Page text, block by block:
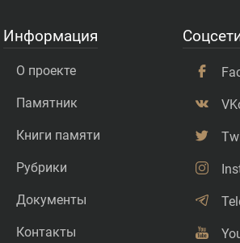
Информация
О проекте
Памятник
Книги памяти
Рубрики
Документы
Контакты